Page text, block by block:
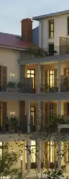
Fac-Habitat
Logifac